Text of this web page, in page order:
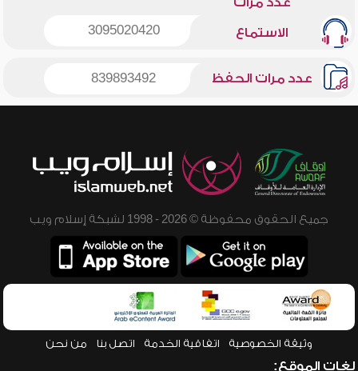
الاستماع 3095020420
عدد مرات الحفظ 839893492
جميع الحقوق محفوظة © 2026 - 1998 لشبكة إسلام ويب
وثيقة الخصوصية اتفاقية الخدمة اتصل بنا من نحن
لغات الموقع: